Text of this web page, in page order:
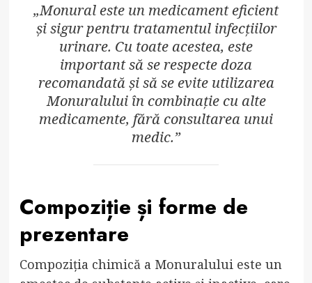
„Monural este un medicament eficient
și sigur pentru tratamentul infecțiilor
urinare. Cu toate acestea, este
important să se respecte doza
recomandată și să se evite utilizarea
Monuralului în combinație cu alte
medicamente, fără consultarea unui
medic.”
Compoziție și forme de
prezentare
Compoziția chimică a Monuralului este un